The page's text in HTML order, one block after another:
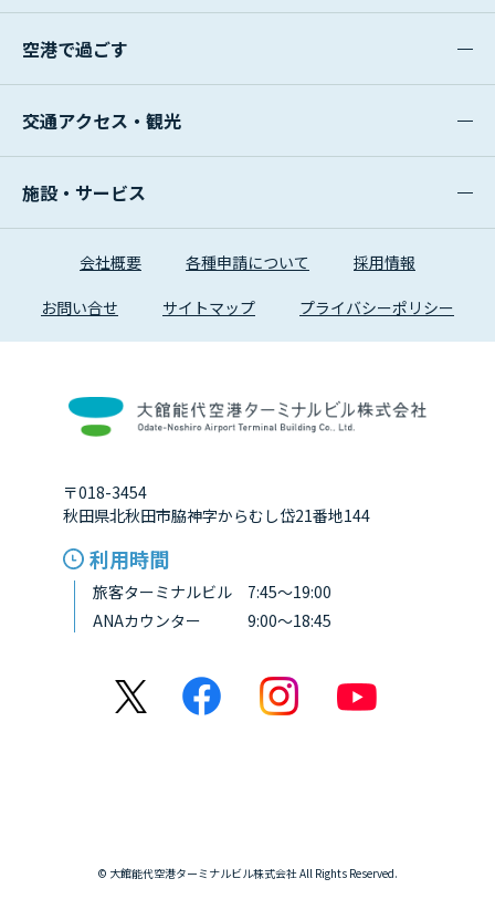
空港で過ごす
交通アクセス・観光
施設・サービス
会社概要 各種申請について 採用情報
お問い合せ サイトマップ プライバシーポリシー
〒018-3454
秋田県北秋田市脇神字からむし岱21番地144
利用時間
旅客ターミナルビル 7:45～19:00
ANAカウンター 9:00～18:45
© 大館能代空港ターミナルビル株式会社 All Rights Reserved.